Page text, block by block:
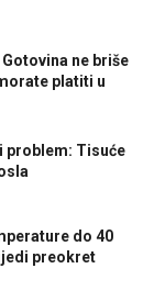
ne briše
platiti u
problem: Tisuće
do 40
preokret